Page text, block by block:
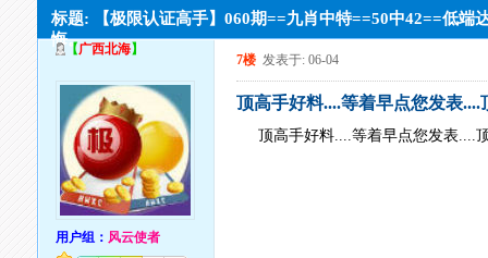
标题: 【极限认证高手】060期==九肖中特==50中42==低端
悔。
【广西北海】
用户组： 风云使者
7楼 发表于: 06-04
顶高手好料....等着早点您发表....
顶高手好料....等着早点您发表....